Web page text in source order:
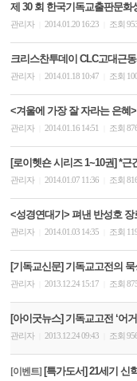
제 30 회 한국기독교출판문화
관리자 2014.01.20 16:23 조회
크리스찬투데이 CLC고대근
관리자 2014.01.18 10:47 조회
<겨울에 가장 잘 자라는 은혜
관리자 2014.01.16 14:51 조회
[로이헷숀 시리즈 1~10권] *근
관리자 2014.01.07 11:36 조회
<성경연대기> 펴낸 반성호 장
관리자 2014.01.03 14:35 조회
[기독교신문] 기독교고전의
관리자 2013.12.24 15:17 조회
[아이굿뉴스] 기독교고전 ‘어
관리자 2013.12.24 09:43 조회
[이벤트] [특가도서] 21세기 신